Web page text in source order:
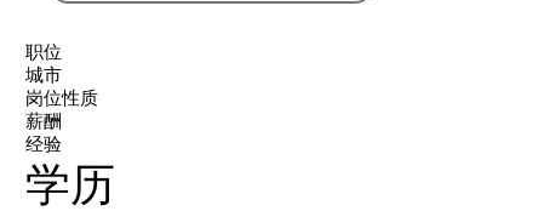
职位
城市
岗位性质
薪酬
经验
学历